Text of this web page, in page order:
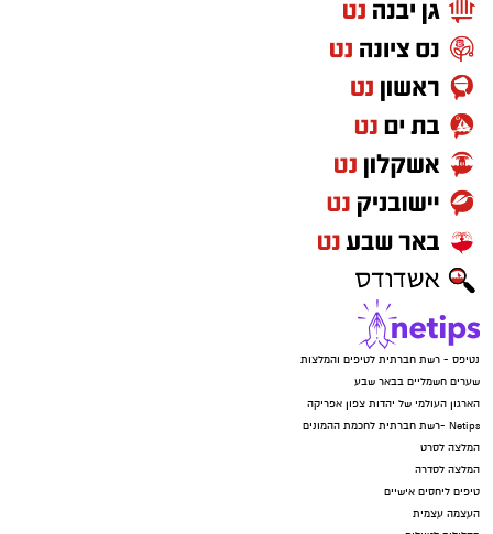
נטיפס - רשת חברתית לטיפים והמלצות
שערים חשמליים בבאר שבע
הארגון העולמי של יהדות צפון אפריקה
Netips -רשת חברתית לחכמת ההמונים
המלצה לסרט
המלצה לסדרה
טיפים ליחסים אישיים
העצמה עצמית